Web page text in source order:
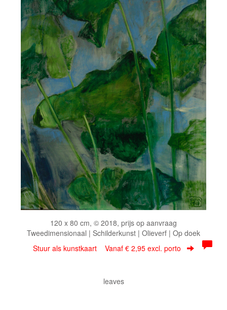
120 x 80 cm, © 2018, prijs op aanvraag
Tweedimensionaal | Schilderkunst | Olieverf | Op doek
Stuur als kunstkaart Vanaf € 2,95 excl. porto
leaves